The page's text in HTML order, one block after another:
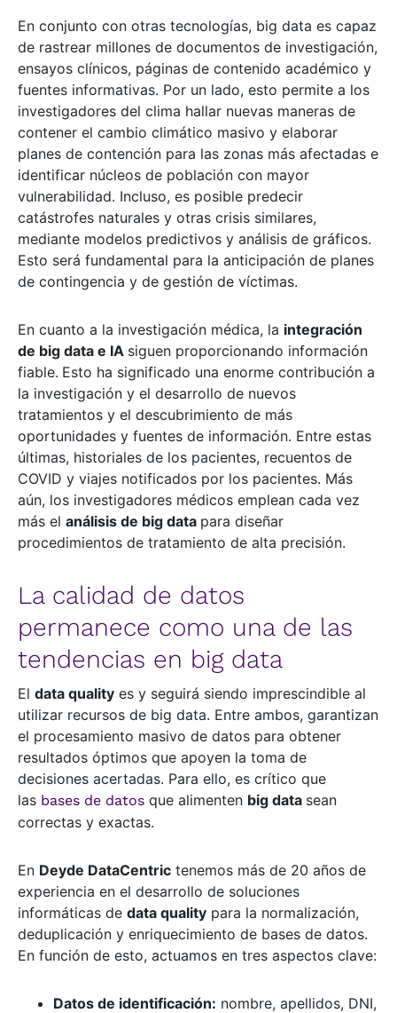
En conjunto con otras tecnologías, big data es capaz
de rastrear millones de documentos de investigación,
ensayos clínicos, páginas de contenido académico y
fuentes informativas. Por un lado, esto permite a los
investigadores del clima hallar nuevas maneras de
contener el cambio climático masivo y elaborar
planes de contención para las zonas más afectadas e
identificar núcleos de población con mayor
vulnerabilidad. Incluso, es posible predecir
catástrofes naturales y otras crisis similares,
mediante modelos predictivos y análisis de gráficos.
Esto será fundamental para la anticipación de planes
de contingencia y de gestión de víctimas.
En cuanto a la investigación médica, la integración
de big data e IA siguen proporcionando información
fiable. Esto ha significado una enorme contribución a
la investigación y el desarrollo de nuevos
tratamientos y el descubrimiento de más
oportunidades y fuentes de información. Entre estas
últimas, historiales de los pacientes, recuentos de
COVID y viajes notificados por los pacientes. Más
aún, los investigadores médicos emplean cada vez
más el análisis de big data para diseñar
procedimientos de tratamiento de alta precisión.
La calidad de datos
permanece como una de las
tendencias en big data
El data quality es y seguirá siendo imprescindible al
utilizar recursos de big data. Entre ambos, garantizan
el procesamiento masivo de datos para obtener
resultados óptimos que apoyen la toma de
decisiones acertadas. Para ello, es crítico que
las bases de datos que alimenten big data sean
correctas y exactas.
En Deyde DataCentric tenemos más de 20 años de
experiencia en el desarrollo de soluciones
informáticas de data quality para la normalización,
deduplicación y enriquecimiento de bases de datos.
En función de esto, actuamos en tres aspectos clave:
Datos de identificación: nombre, apellidos, DNI,